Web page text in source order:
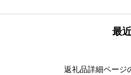
最
返礼品詳細ページ